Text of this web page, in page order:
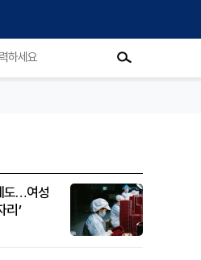
도…여성
리’